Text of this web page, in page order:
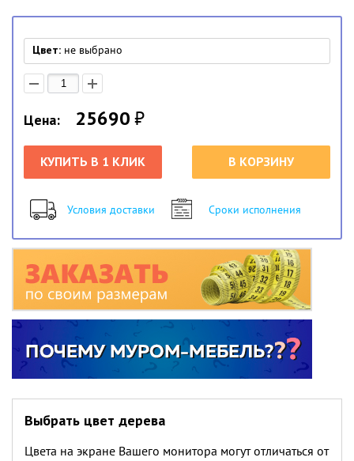
Цвет: не выбрано
Цена: 25690₽
КУПИТЬ В 1 КЛИК В КОРЗИНУ
Условия доставки Сроки исполнения
Выбрать цвет дерева
Цвета на экране Вашего монитора могут отличаться от